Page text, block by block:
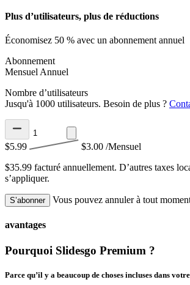
Plus d’utilisateurs, plus de réductions
Économisez 50 % avec un abonnement annuel
Abonnement
Mensuel Annuel
Nombre d’utilisateurs
Jusqu'à 1000 utilisateurs. Besoin de plus ?
$5.99 $3.00 /Mensuel
$35.99 facturé annuellement. D’autres taxes
s’appliquer.
S’abonner Vous pouvez annuler à tout
avantages
Pourquoi Slidesgo Premium ?
Parce qu’il y a beaucoup de choses incluses dans